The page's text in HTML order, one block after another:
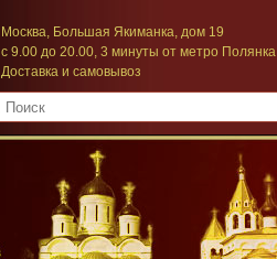
Москва, Большая Якиманка, дом 19
c 9.00 до 20.00, 3 минуты от метро Полянка
Доставка и самовывоз